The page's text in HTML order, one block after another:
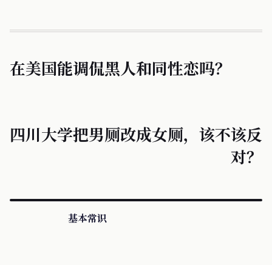
在美国能调侃黑人和同性恋吗？
四川大学把男厕改成女厕，该不该反
对？
基本常识